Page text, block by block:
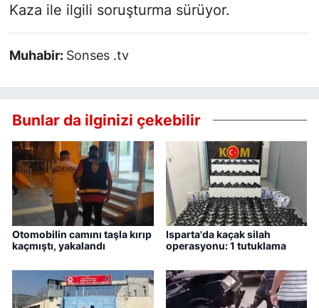
Kaza ile ilgili soruşturma sürüyor.
Muhabir: Sonses .tv
Bunlar da ilginizi çekebilir
Otomobilin camını taşla kırıp
kaçmıştı, yakalandı
Isparta'da kaçak silah
operasyonu: 1 tutuklama